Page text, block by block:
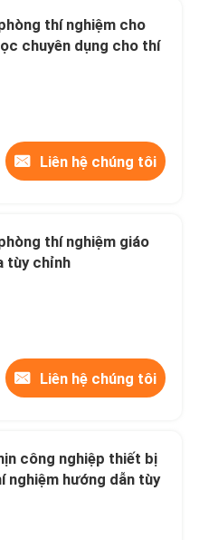
hiện đại
trường học
ghế dự bị
thí nghiệm cho
chuyên dụng cho thí
Liên hệ chúng tôi
thí nghiệm giáo
tùy chỉnh
Liên hệ chúng tôi
công nghiệp thiết bị
nghiệm hướng dẫn tùy